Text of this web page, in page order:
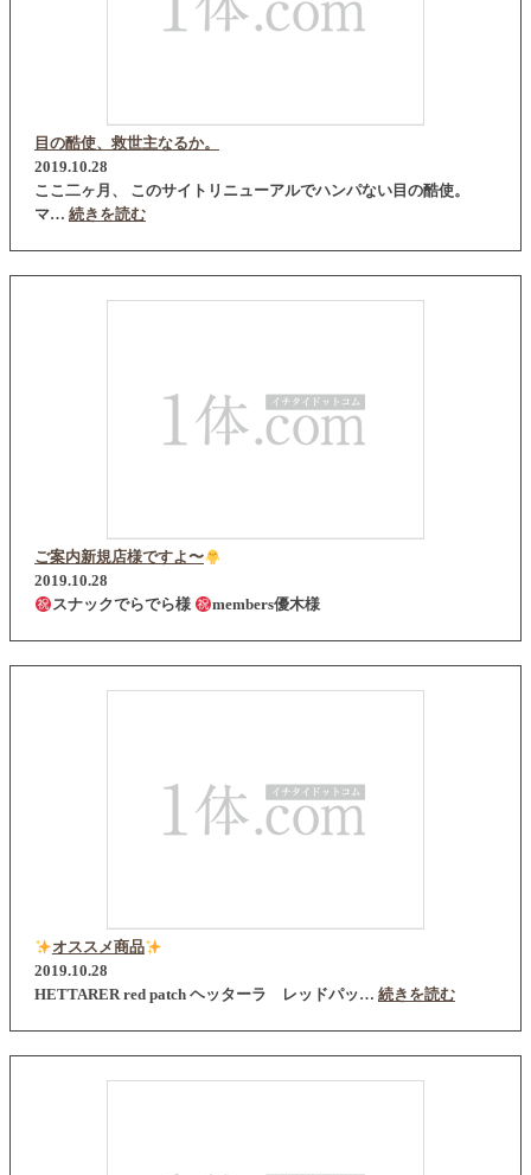
目の酷使、救世主なるか。
2019.10.28
ここ二ヶ月、 このサイトリニューアルでハンパない目の酷使。
マ… 続きを読む
ご案内新規店様ですよ〜
2019.10.28
スナックでらでら様
members優木様
オススメ商品
2019.10.28
HETTARER red patch ヘッターラ レッドパッ… 続きを読む